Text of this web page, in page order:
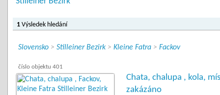
1 Výsledek hledání
Slovensko > Stilleiner Bezirk> Kleine Fatra > Fackov
číslo objektu 401
Chata, chalupa , kola,
zakázáno